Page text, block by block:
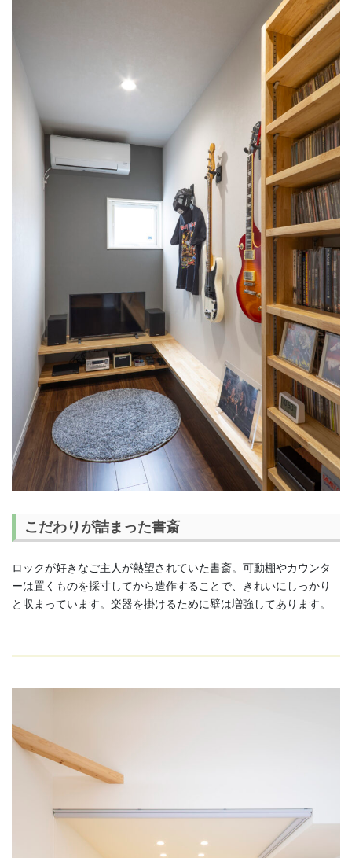
こだわりが詰まった書斎
ロックが好きなご主人が熱望されていた書斎。可動棚やカウンタ
ーは置くものを採寸してから造作することで、きれいにしっかり
と収まっています。楽器を掛けるために壁は増強してあります。